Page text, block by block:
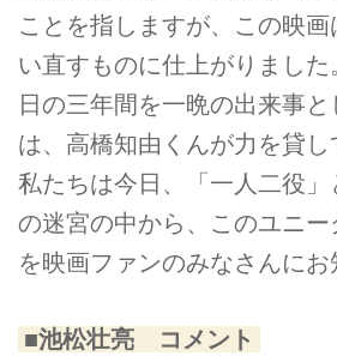
ことを指しますが、この映
い直すものに仕上がりました
日の三年間を一晩の出来事
は、高橋知由くんが力を貸し
私たちは今日、「一人二役」
の迷宮の中から、このユニー
を映画ファンのみなさんにお
■池松壮亮 コメント